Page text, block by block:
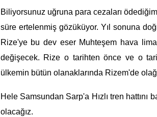
Biliyorsunuz uğruna para cezaları
süre ertelenmiş gözüküyor. Yıl sonuna
Rize'ye bu dev eser Muhteşem hava
değişecek. Rize o tarihten önce ve o
ülkemin bütün olanaklarında Rizem'de
Hele Samsundan Sarp'a Hızlı tren
olacağız.